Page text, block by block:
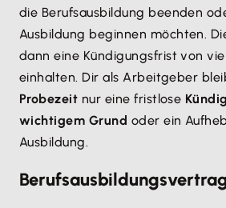
die Berufsausbildung beenden
Ausbildung beginnen möchten.
dann eine Kündigungsfrist von
einhalten. Dir als Arbeitgeber
Probezeit nur eine fristlose
wichtigem Grund oder ein
Ausbildung.